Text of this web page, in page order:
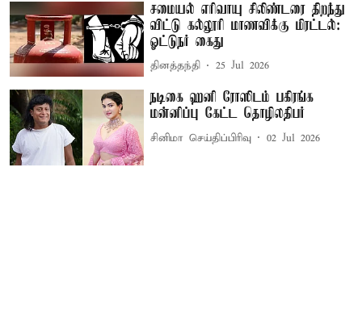
சமையல் எரிவாயு சிலிண்டரை திறந்து
விட்டு கல்லூரி மாணவிக்கு மிரட்டல்:
ஓட்டுநர் கைது
தினத்தந்தி 25 Jul 2026
நடிகை ஹனி ரோஸிடம் பகிரங்க
மன்னிப்பு கேட்ட தொழிலதிபர்
சினிமா செய்திப்பிரிவு 02 Jul 2026